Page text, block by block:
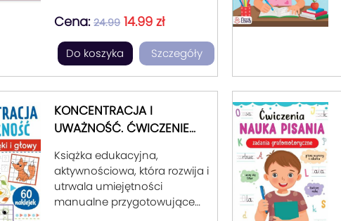
dostarczają mądrą
aktywność dzieci 2, 3, 4 i 5-
letnich. Są wsparciem dla
rodziców, w motywowaniu
na pytania. Pomoc dla tych,
którym zależy na postępach
przygotowaniu ich do
dalszego rozwoju szkolnego.
W ramach serii znajdują się
tytuły rozwijające: logiczne
Cena: 24.99 14.99 zł
Do koszyka Szczegóły
KONCENTRACJA I
UWAŻNOŚĆ. ĆWICZENIE
Książka edukacyjna,
aktywnościowa, która rozwija i
utrwala umiejętności
manualne przygotowujące